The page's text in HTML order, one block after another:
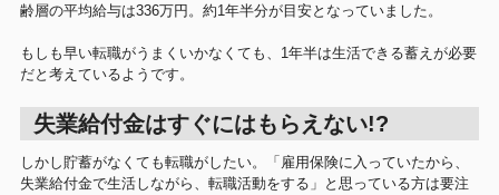
齢層の平均給与は336万円。約1年半分が目安となっていました。
もしも早い転職がうまくいかなくても、1年半は生活できる蓄えが必要
だと考えているようです。
失業給付金はすぐにはもらえない!?
しかし貯蓄がなくても転職がしたい。「雇用保険に入っていたから、
失業給付金で生活しながら、転職活動をする」と思っている方は要注